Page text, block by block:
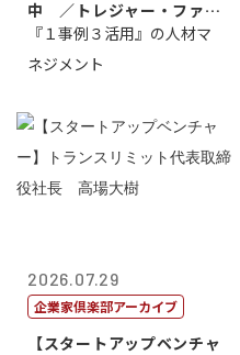
中 ／トレジャー・ファク
トリー社長野坂...
『１事例３活用』の人材マ
ネジメント
2026.07.29
企業家倶楽部アーカイブ
【スタートアップベンチャ